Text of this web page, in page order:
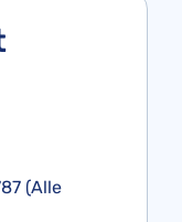
(Alle